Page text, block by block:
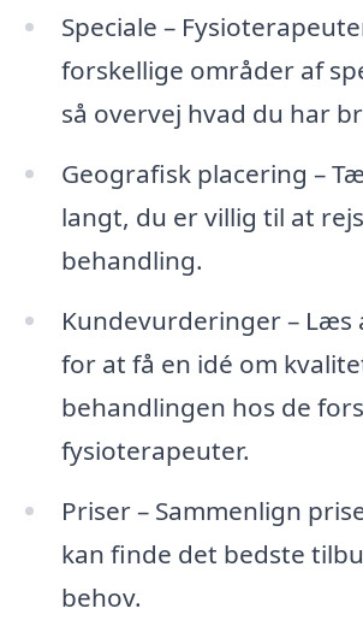
Speciale –
forskellige områder af
så overvej hvad du har
Geografisk placering –
langt, du er villig til at
behandling.
Kundevurderinger – Læs
for at få en idé om
behandlingen hos de
fysioterapeuter.
Priser – Sammenlign
kan finde det bedste
behov.